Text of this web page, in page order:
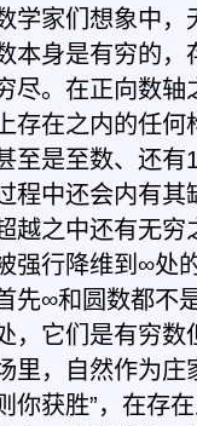
学家们想象中，
本身是有穷的，
尽。在正向数轴
上存在之内的任
至是至数、还有
程中还会内有其
越之中还有无穷
强行降维到∞处
先∞和圆数都不
，它们是有穷数
里，自然作为庄
你获胜”，在存